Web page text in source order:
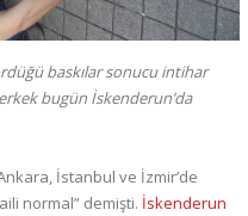
baskılar sonucu intihar
bugün İskenderun’da
İstanbul ve İzmir’de
normal” demişti. İskenderun